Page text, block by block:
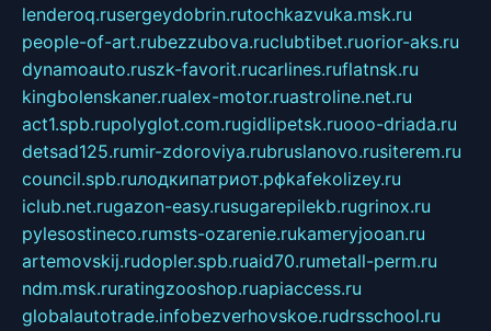
lenderoq.rusergeydobrin.rutochkazvuka.msk.ru
people-of-art.rubezzubova.ruclubtibet.ruorior-aks.ru
dynamoauto.ruszk-favorit.rucarlines.ruflatnsk.ru
kingbolenskaner.rualex-motor.ruastroline.net.ru
act1.spb.rupolyglot.com.rugidlipetsk.ruooo-driada.ru
detsad125.rumir-zdoroviya.rubruslanovo.rusiterem.ru
council.spb.ruлодкипатриот.рфkafekolizey.ru
iclub.net.rugazon-easy.rusugarepilekb.rugrinox.ru
pylesostineco.rumsts-ozarenie.rukameryjooan.ru
artemovskij.rudopler.spb.ruaid70.rumetall-perm.ru
ndm.msk.ruratingzooshop.ruapiaccess.ru
globalautotrade.infobezverhovskoe.rudrsschool.ru